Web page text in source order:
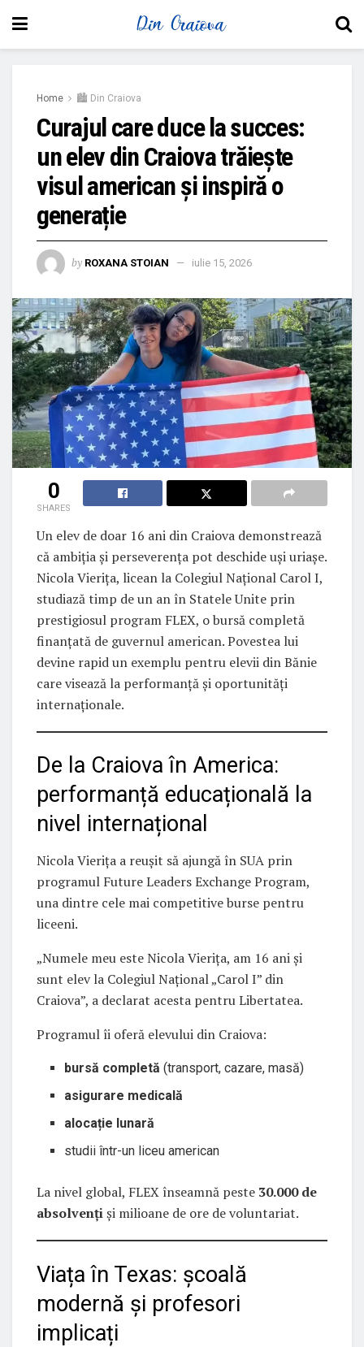
Home 🏙 Din Craiova
Curajul care duce la succes:
un elev din Craiova trăiește
visul american și inspiră o
generație
by ROXANA STOIAN iulie 15, 2026
0
SHARES
Un elev de doar 16 ani din Craiova demonstrează
că ambiția și perseverența pot deschide uși uriașe.
Nicola Vierița, licean la Colegiul Național Carol I,
studiază timp de un an în Statele Unite prin
prestigiosul program FLEX, o bursă completă
finanțată de guvernul american. Povestea lui
devine rapid un exemplu pentru elevii din Bănie
care visează la performanță și oportunități
internaționale.
De la Craiova în America:
performanță educațională la
nivel internațional
Nicola Vierița a reușit să ajungă în SUA prin
programul Future Leaders Exchange Program,
una dintre cele mai competitive burse pentru
liceeni.
„Numele meu este Nicola Vierița, am 16 ani și
sunt elev la Colegiul Național „Carol I” din
Craiova”, a declarat acesta pentru Libertatea.
Programul îi oferă elevului din Craiova:
bursă completă (transport, cazare, masă)
asigurare medicală
alocație lunară
studii într-un liceu american
La nivel global, FLEX înseamnă peste 30.000 de
absolvențiși milioane de ore de voluntariat.
Viața în Texas: școală
modernă și profesori
implicați